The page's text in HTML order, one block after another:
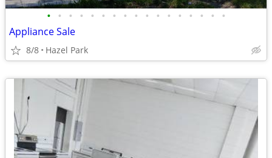
• • • • • • • • • • • • • • • • •
Appliance Sale
8/8 Hazel Park